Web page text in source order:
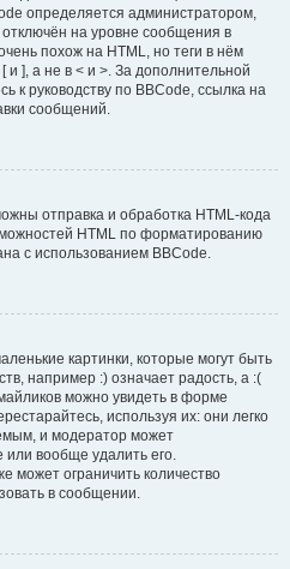
определяется администратором,
на уровне сообщения в
похож на HTML, но теги в нём
и ], а не в < и >. За дополнительной
к руководству по BBCode, ссылка на
сообщений.
отправка и обработка HTML-кода
HTML по форматированию
с использованием BBCode.
картинки, которые могут быть
например :) означает радость, а :(
можно увидеть в форме
используя их: они легко
и модератор может
вообще удалить его.
может ограничить количество
в сообщении.